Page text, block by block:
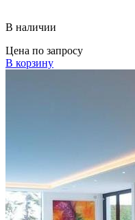
В наличии
Цена по запросу
В корзину